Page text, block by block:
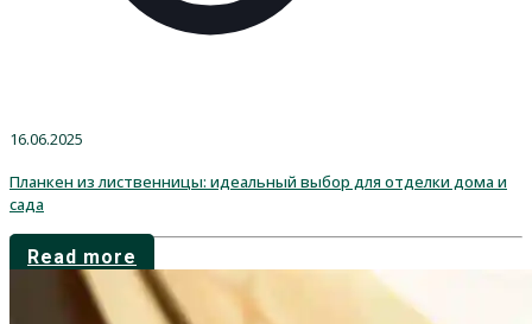
16.06.2025
Планкен из лиственницы: идеальный выбор для отделки дома и
сада
Read more